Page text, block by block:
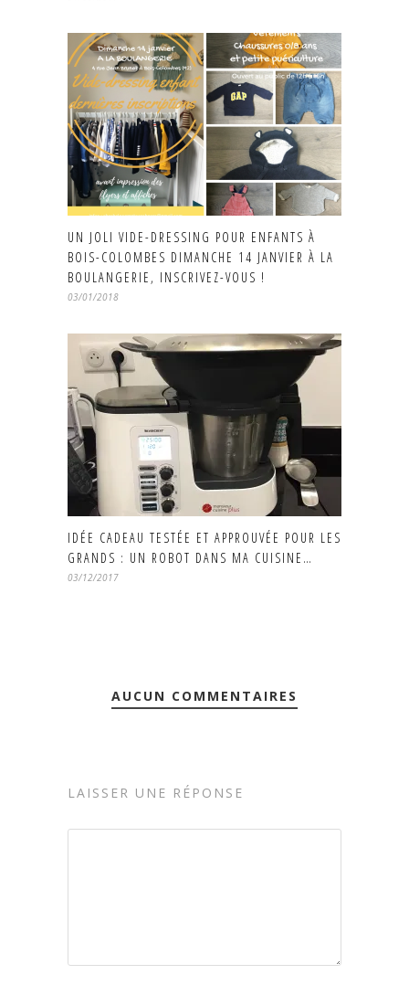
UN JOLI VIDE-DRESSING POUR ENFANTS À
BOIS-COLOMBES DIMANCHE 14 JANVIER À LA
BOULANGERIE, INSCRIVEZ-VOUS !
03/01/2018
IDÉE CADEAU TESTÉE ET APPROUVÉE POUR LES
GRANDS : UN ROBOT DANS MA CUISINE…
03/12/2017
AUCUN COMMENTAIRES
LAISSER UNE RÉPONSE